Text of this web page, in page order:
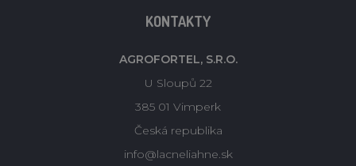
KONTAKTY
AGROFORTEL, S.R.O.
U Sloupů 22
385 01 Vimperk
Česká republika
info@lacneliahne.sk